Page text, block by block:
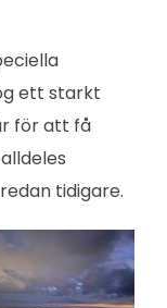
ett starkt
för att få
tidigare.